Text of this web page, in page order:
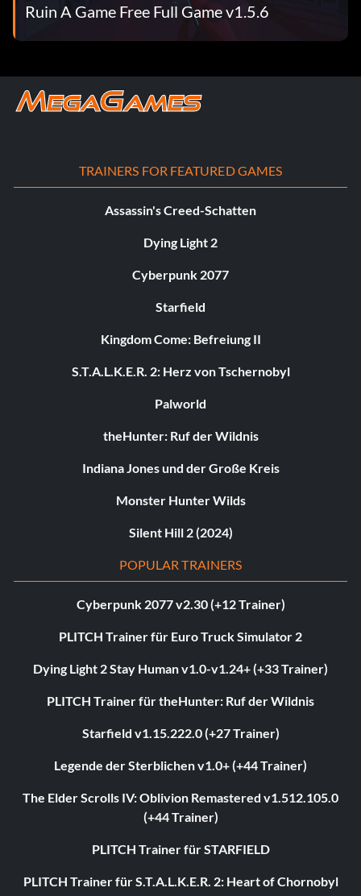
Ruin A Game Free Full Game v1.5.6
TRAINERS FOR FEATURED GAMES
Assassin's Creed-Schatten
Dying Light 2
Cyberpunk 2077
Starfield
Kingdom Come: Befreiung II
S.T.A.L.K.E.R. 2: Herz von Tschernobyl
Palworld
theHunter: Ruf der Wildnis
Indiana Jones und der Große Kreis
Monster Hunter Wilds
Silent Hill 2 (2024)
POPULAR TRAINERS
Cyberpunk 2077 v2.30 (+12 Trainer)
PLITCH Trainer für Euro Truck Simulator 2
Dying Light 2 Stay Human v1.0-v1.24+ (+33 Trainer)
PLITCH Trainer für theHunter: Ruf der Wildnis
Starfield v1.15.222.0 (+27 Trainer)
Legende der Sterblichen v1.0+ (+44 Trainer)
The Elder Scrolls IV: Oblivion Remastered v1.512.105.0
(+44 Trainer)
PLITCH Trainer für STARFIELD
PLITCH Trainer für S.T.A.L.K.E.R. 2: Heart of Chornobyl